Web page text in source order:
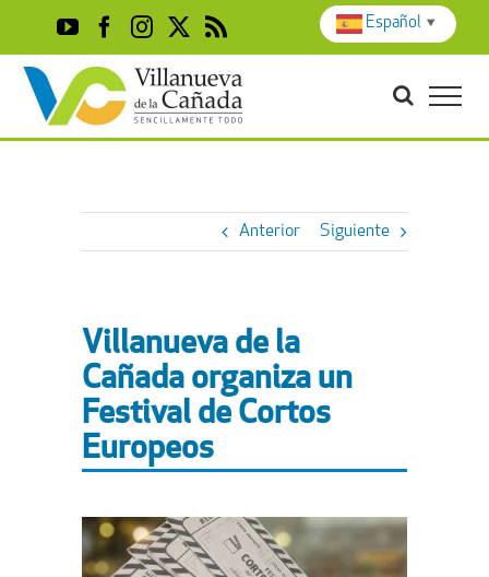
content
YouTubeFacebook
Instagram
X Rss
Anterior Siguiente
Villanueva de la
Cañada organiza un
Festival de Cortos
Europeos
Español ▼